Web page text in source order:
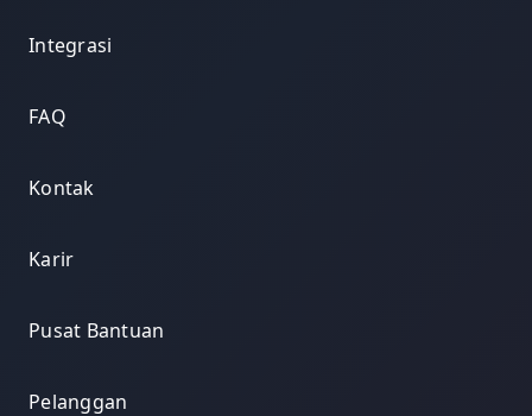
Integrasi
FAQ
Kontak
Karir
Pusat Bantuan
Pelanggan